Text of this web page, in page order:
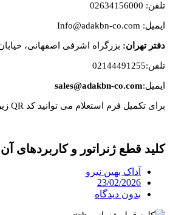
تلفن: 02634156000
ایمیل: Info@adakbn-co.com
دفتر تهران: بزرگراه اشرفی اصفهانی، خیابان
تلفن:02144491255
ایمیل:sales@adakbn-co.com
برای تکمیل فرم استعلام می توانید کد QR زیر را اسکن کنید:
کلید قطع ژنراتور و کاربردهای آن
آداک بهین نیرو
23/02/2026
بدون دیدگاه